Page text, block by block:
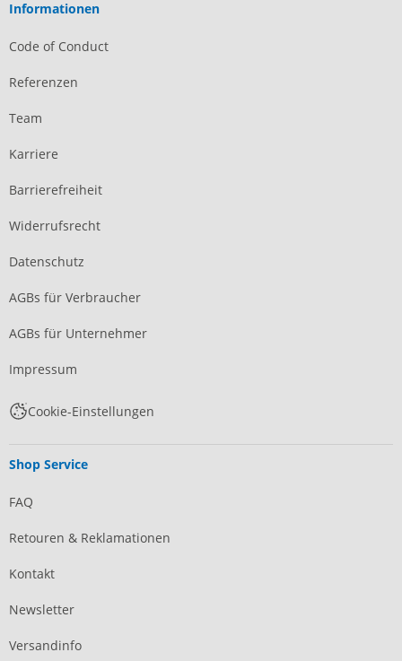
Informationen
Code of Conduct
Referenzen
Team
Karriere
Barrierefreiheit
Widerrufsrecht
Datenschutz
AGBs für Verbraucher
AGBs für Unternehmer
Impressum
Cookie-Einstellungen
Shop Service
FAQ
Retouren & Reklamationen
Kontakt
Newsletter
Versandinfo